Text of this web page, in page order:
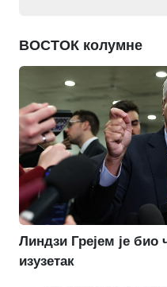
ВОСТОК колумне
Линдзи Грејем је
изузетак